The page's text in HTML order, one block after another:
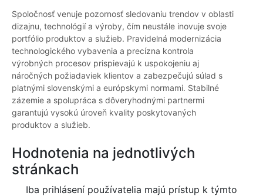
Spoločnosť venuje pozornosť sledovaniu trendov v oblasti
dizajnu, technológií a výroby, čím neustále inovuje svoje
portfólio produktov a služieb. Pravidelná modernizácia
technologického vybavenia a precízna kontrola
výrobných procesov prispievajú k uspokojeniu aj
náročných požiadaviek klientov a zabezpečujú súlad s
platnými slovenskými a európskymi normami. Stabilné
zázemie a spolupráca s dôveryhodnými partnermi
garantujú vysokú úroveň kvality poskytovaných
produktov a služieb.
Hodnotenia na jednotlivých
stránkach
Iba prihlásení používatelia majú prístup k týmto